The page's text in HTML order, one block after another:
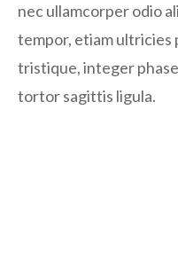
nec ullamcorper odio
tempor, etiam ultricies
tristique, integer
tortor sagittis ligula.